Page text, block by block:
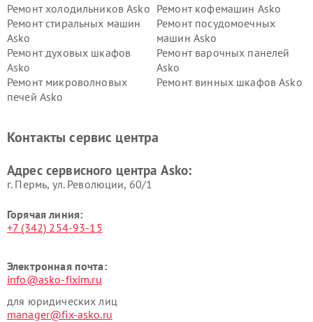
Ремонт холодильников Asko Ремонт кофемашин Asko
Ремонт стиральных машин
Asko
Ремонт посудомоечных
машин Asko
Ремонт духовых шкафов
Asko
Ремонт варочных панелей
Asko
Ремонт микроволновых
печей Asko
Ремонт винных шкафов Asko
Ремонт подогревателей
Ремонт промышленных
Asko
Контакты сервис центра
Адрес сервисного центра Asko:
г. Пермь, ул. ​Революции, 60/1
Горячая линия:
+7 (342) 254-93-15
Электронная почта:
info@asko-fixim.ru
для юридических лиц
manager@fix-asko.ru